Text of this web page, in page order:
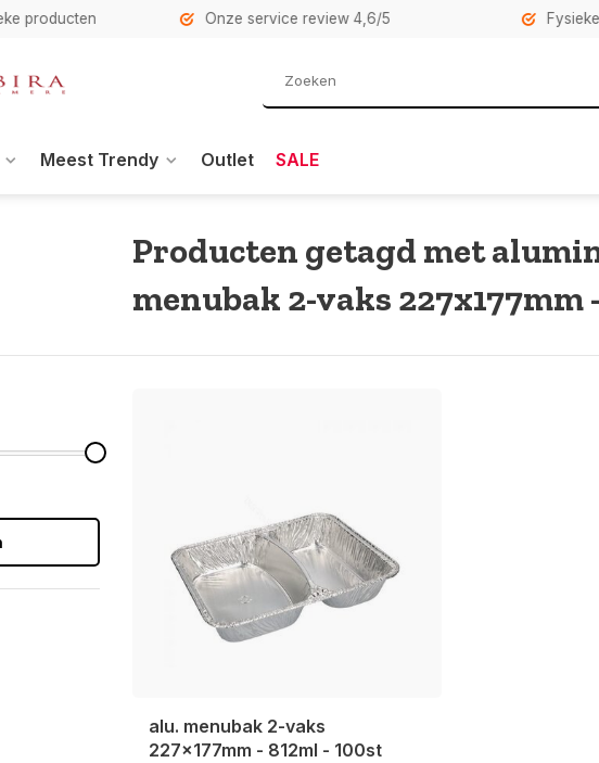
Onze service review 4,6/5 Fysieke
Meest Trendy Outlet SALE
Producten getagd met
menubak 2-vaks 227x177mm
alu. menubak 2-vaks
227x177mm - 812ml - 100st